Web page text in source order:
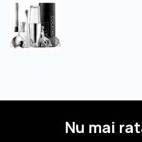
Nu mai